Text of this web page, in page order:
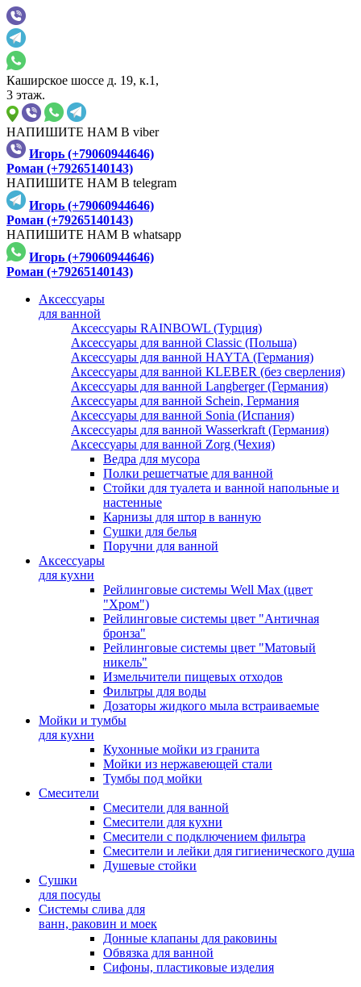
Каширское шоссе д. 19, к.1,
3 этаж.
НАПИШИТЕ НАМ В viber
Игорь (+79060944646)
Роман (+79265140143)
НАПИШИТЕ НАМ В telegram
Игорь (+79060944646)
Роман (+79265140143)
НАПИШИТЕ НАМ В whatsapp
Игорь (+79060944646)
Роман (+79265140143)
Аксессуары
для ванной
Аксессуары RAINBOWL (Турция)
Аксессуары для ванной Classic (Польша)
Аксессуары для ванной HAYTA (Германия)
Аксессуары для ванной KLEBER (без сверления)
Аксессуары для ванной Langberger (Германия)
Аксессуары для ванной Schein, Германия
Аксессуары для ванной Sonia (Испания)
Аксессуары для ванной Wasserkraft (Германия)
Аксессуары для ванной Zorg (Чехия)
Ведра для мусора
Полки решетчатые для ванной
Стойки для туалета и ванной напольные и
настенные
Карнизы для штор в ванную
Сушки для белья
Поручни для ванной
Аксессуары
для кухни
Рейлинговые системы Well Max (цвет
"Хром")
Рейлинговые системы цвет "Античная
бронза"
Рейлинговые системы цвет "Матовый
никель"
Измельчители пищевых отходов
Фильтры для воды
Дозаторы жидкого мыла встраиваемые
Мойки и тумбы
для кухни
Кухонные мойки из гранита
Мойки из нержавеющей стали
Тумбы под мойки
Смесители
Смесители для ванной
Смесители для кухни
Смесители с подключением фильтра
Cмесители и лейки для гигиенического душа
Душевые стойки
Сушки
для посуды
Системы слива для
ванн, раковин и моек
Донные клапаны для раковины
Обвязка для ванной
Сифоны, пластиковые изделия